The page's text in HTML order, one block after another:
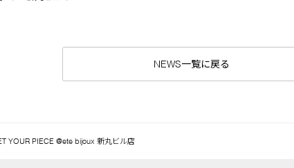
NEWS一覧に戻る
YOUR PIECE @ete bijoux 新丸ビル店